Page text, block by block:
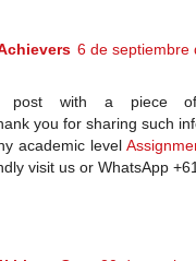
6 de septiembre
post with a piece of
you for sharing such
academic level
visit us or WhatsApp